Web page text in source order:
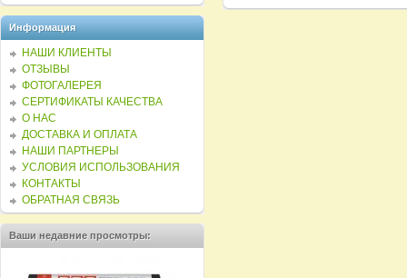
Информация
НАШИ КЛИЕНТЫ
ОТЗЫВЫ
ФОТОГАЛЕРЕЯ
СЕРТИФИКАТЫ КАЧЕСТВА
О НАС
ДОСТАВКА И ОПЛАТА
НАШИ ПАРТНЕРЫ
УСЛОВИЯ ИСПОЛЬЗОВАНИЯ
КОНТАКТЫ
ОБРАТНАЯ СВЯЗЬ
Ваши недавние просмотры: